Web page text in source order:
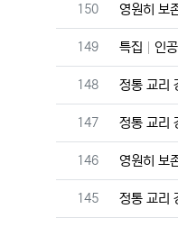
번호
150 영원히 보
번호
149 특집 인
번호
148 정통 교리
번호
147 정통 교리
번호
146 영원히 보
번호
145 정통 교리